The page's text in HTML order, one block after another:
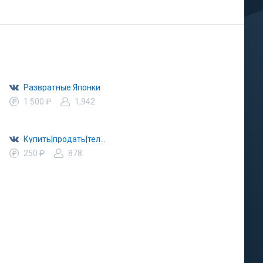
Развратные Японки
1 500 ₽
1,942
250 ₽
878